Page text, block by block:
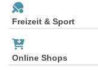
Freizeit & Sport
Online Shops